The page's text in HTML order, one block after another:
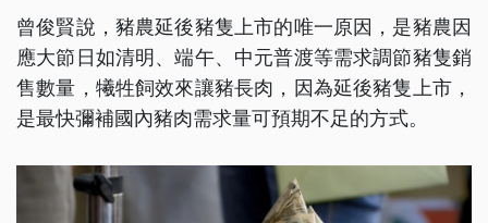
曾俊賢說，豬農延後豬隻上市的唯一原因，是豬農因
應大節日如清明、端午、中元普渡等需求調節豬隻銷
售數量，犧牲飼效來讓豬長肉，因為延後豬隻上市，
是最快彌補國內豬肉需求量可預期不足的方式。